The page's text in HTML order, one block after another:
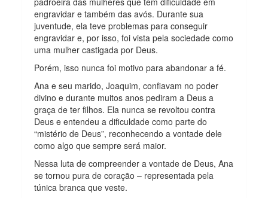
engravidar e também das avós. Durante sua
juventude, ela teve problemas para conseguir
engravidar e, por isso, foi vista pela sociedade como
uma mulher castigada por Deus.
Porém, isso nunca foi motivo para abandonar a fé.
Ana e seu marido, Joaquim, confiavam no poder
divino e durante muitos anos pediram a Deus a
graça de ter filhos. Ela nunca se revoltou contra
Deus e entendeu a dificuldade como parte do
“mistério de Deus”, reconhecendo a vontade dele
como algo que sempre será maior.
Nessa luta de compreender a vontade de Deus, Ana
se tornou pura de coração – representada pela
túnica branca que veste.